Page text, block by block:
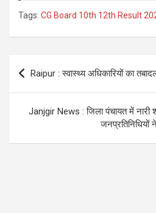
o
k
p
p
m
Tags: CG Board 10th 12th Result
Post
navigation
Raipur : स्वास्थ्य अधिकारियों का
Janjgir News : जिला पंचायत में
जनप्रतिनिधियों